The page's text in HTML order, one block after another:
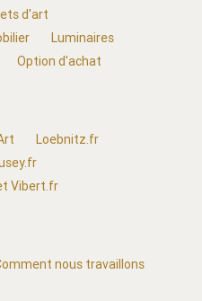
d'art
Luminaires
Option d'achat
Loebnitz.fr
Vibert.fr
nous travaillons